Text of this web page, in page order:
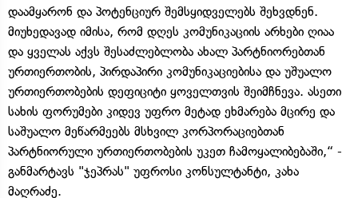
დაამყარონ და პოტენციურ შემსყიდველებს შეხვდნენ.
მიუხედავად იმისა, რომ დღეს კომუნიკაციის არხები ღიაა
და ყველას აქვს შესაძლებლობა ახალ პარტნიორებთან
ურთიერთობის, პირდაპირი კომუნიკაციებისა და უშუალო
ურთიერთობების დეფიციტი ყოველთვის შეიმჩნევა. ასეთი
სახის ფორუმები კიდევ უფრო მეტად ეხმარება მცირე და
საშუალო მეწარმეებს მსხვილ კორპორაციებთან
პარტნიორული ურთიერთობების უკეთ ჩამოყალიბებაში,“ -
განმარტავს "ჯეპრას" უფროსი კონსულტანტი, კახა
მაღრაძე.